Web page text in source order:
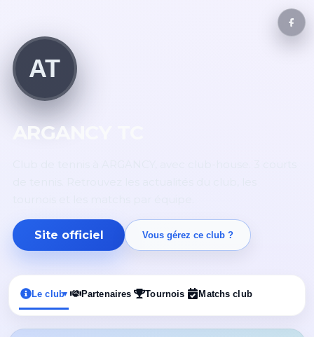
AT
ARGANCY TC
Site officiel Vous gérez ce club ?
Le club▾ Partenaires Tournois Matchs club